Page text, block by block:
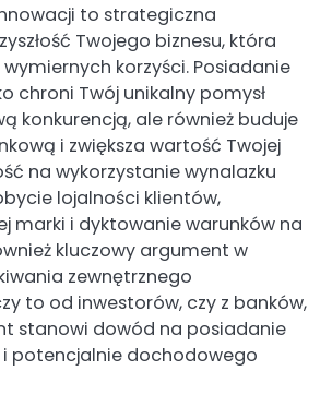
to strategiczna
Twojego biznesu, która
korzyści. Posiadanie
chroni Twój unikalny pomysł
konkurencją, ale również buduje
i zwiększa wartość Twojej
na wykorzystanie wynalazku
lojalności klientów,
marki i dyktowanie warunków na
kluczowy argument w
zewnętrznego
to od inwestorów, czy z banków,
stanowi dowód na posiadanie
potencjalnie dochodowego